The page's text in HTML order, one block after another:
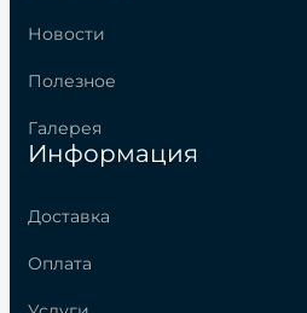
Новости
Полезное
Галерея
Информация
Доставка
Оплата